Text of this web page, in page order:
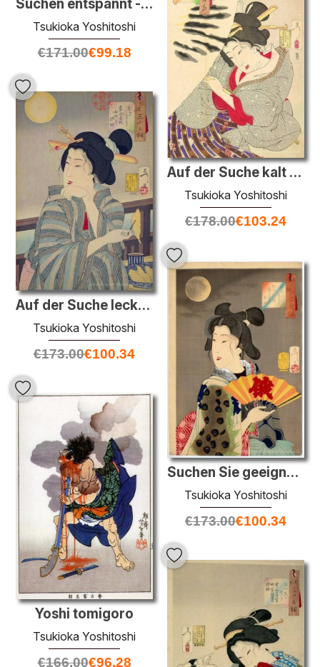
Suchen entspannt - das Aussehen eines Kyoto Geisha des Kansei Är
Tsukioka Yoshitoshi
€171.00€99.18
Auf der Suche kalt - das Aussehen einer-Fukagawa-Nakamichi-Geish
Tsukioka Yoshitoshi
€178.00€103.24
Auf der Suche lecker - das Aussehen einer Kurtisane im Kaei Ära
Tsukioka Yoshitoshi
€173.00€100.34
Suchen Sie geeignet - das Aussehen einer Bordell-Geisha des Koka
Tsukioka Yoshitoshi
€173.00€100.34
Yoshi tomigoro
Tsukioka Yoshitoshi
€166.00€96.28